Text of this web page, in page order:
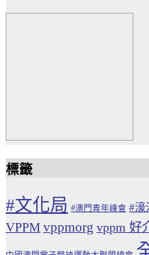
標籤
#文化局 #澳門青年峰會 #濠
VPPM vppmorg vppm 好